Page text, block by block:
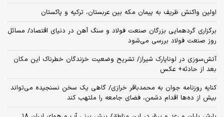
اولین واکنش ظریف به پیمان مکه بین عربستان، ترکیه و پاکستان
برگزاری گردهمایی بزرگان صنعت فولاد و سنگ آهن در دنیای اقتصاد/ مسائل
روز صنعت فولاد بررسی می‌شود
آتش‌سوزی در لوناپارک شیراز/ تشریح وضعیت خزندگان خطرناک این مکان
بعد از حادثه+ عکس
کنایه روزنامه جوان به محمدباقر خرازی/ گاهی یک سخن نسنجیده می‌تواند
بیش از ده‌ها اقدام دشمن، فضای جامعه را ملتهب کند